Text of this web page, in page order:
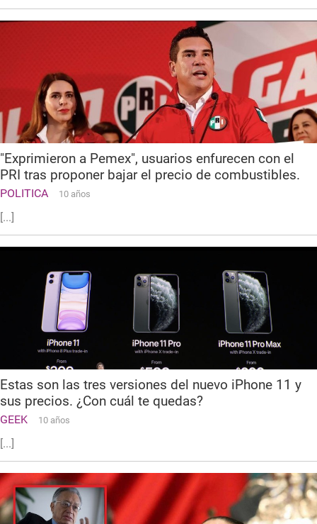
"Exprimieron a Pemex", usuarios enfurecen con el
PRI tras proponer bajar el precio de combustibles.
POLITICA 10 años
[...]
Estas son las tres versiones del nuevo iPhone 11 y
sus precios. ¿Con cuál te quedas?
GEEK 10 años
[...]